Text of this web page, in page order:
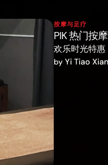
按摩与足疗
PIK 热门按摩
欢乐时光特惠
by Yi Tiao Xian